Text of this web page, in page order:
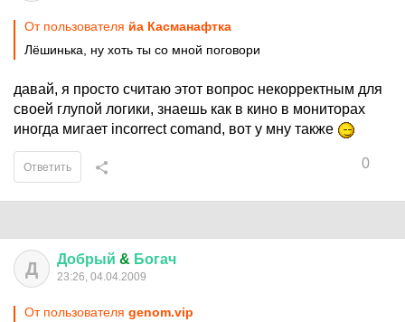
От пользователя йа Касманафтка
Лёшинька, ну хоть ты со мной поговори
давай, я просто считаю этот вопрос некорректным для
своей глупой логики, знаешь как в кино в мониторах
иногда мигает incorrect comand, вот у мну также
0
Ответить
Д Добрый & Богач
23:26, 04.04.2009
От пользователя genom.vip